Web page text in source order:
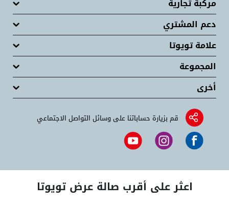
دعم المشتري
علامة تويوتا
المجموعة
أخرى
قم بزيارة حساباتنا على وسائل التواصل الاجتماعي
اعثر على أقرب صالة عرض تويوتا